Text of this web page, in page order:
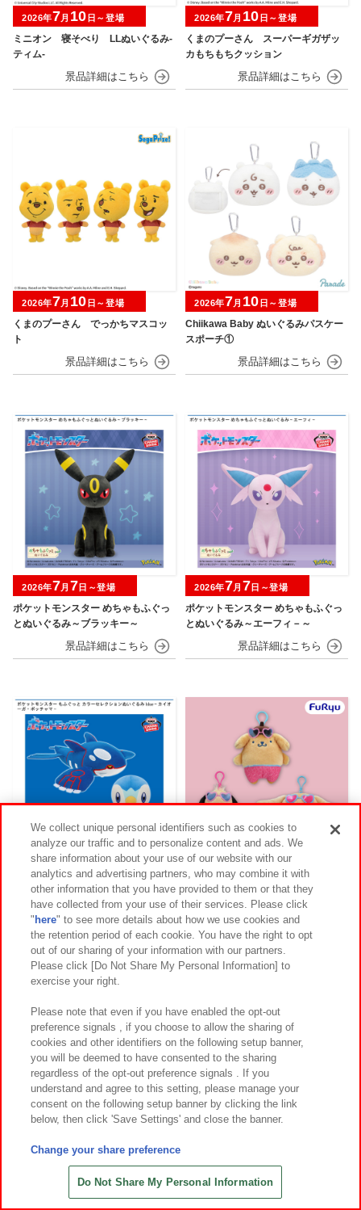
ミニオン 寝そべり LLぬいぐるみ‐
ティム‐
2026年7月 10 日～登場
くまのプーさん スーパーギガザッ
カもちもちクッション
2026年7月 10 日～登場
くまのプーさん でっかちマスコッ
ト
2026年7月 10 日～登場
Chiikawa Baby ぬいぐるみパスケー
スポーチ①
2026年7月 10 日～登場
ポケットモンスター めちゃもふぐっ
とぬいぐるみ～ブラッキー～
2026年7月 7日～登場
ポケットモンスター めちゃもふぐっ
とぬいぐるみ～エーフィ－～
2026年7月 7日～登場
ポケットモンスター もふぐっと カラ
ーセレクションぬいぐるみ blue～カ
イオーガ・ポッチャマ～
2026年7月7日～登場
サンリオキャラクターズ くりっぴ
ぃ ぬいぐるみ～こんがり日焼けvol.1
～
2026年7月第2週～登場
サンリオキャラクターズ くりっぴ
2026年7月第2週～登場
パンダ ハローキティ こんがり日焼
We collect unique personal identifiers such as cookies to
analyze our traffic and to personalize content and ads. We
share information about your use of our website with our
analytics and advertising partners, who may combine it with
other information that you have provided to them or that they
have collected from your use of their services. Please click
" here" to see more details about how we use cookies and
the retention period of each cookie. You have the right to opt
out of our sharing of your information with our partners.
Please click [Do Not Share My Personal Information] to
exercise your right.
Please note that even if you have enabled the opt-out
preference signals , if you choose to allow the sharing of
cookies and other identifiers on the following setup banner,
you will be deemed to have consented to the sharing
regardless of the opt-out preference signals . If you
understand and agree to this setting, please manage your
consent on the following setup banner by clicking the link
below, then click 'Save Settings' and close the banner.
Change your share preference
Do Not Share My Personal Information